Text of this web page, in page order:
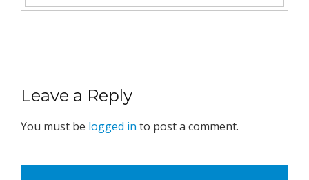
Leave a Reply
You must be logged in to post a comment.